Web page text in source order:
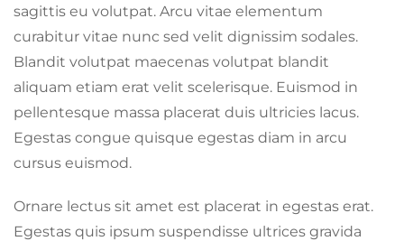
sagittis eu volutpat. Arcu vitae elementum
curabitur vitae nunc sed velit dignissim sodales.
Blandit volutpat maecenas volutpat blandit
aliquam etiam erat velit scelerisque. Euismod in
pellentesque massa placerat duis ultricies lacus.
Egestas congue quisque egestas diam in arcu
cursus euismod.
Ornare lectus sit amet est placerat in egestas erat.
Egestas quis ipsum suspendisse ultrices gravida